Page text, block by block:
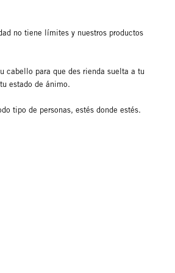
no tiene límites y nuestros productos
cabello para que des rienda suelta a tu
estado de ánimo.
tipo de personas, estés donde estés.